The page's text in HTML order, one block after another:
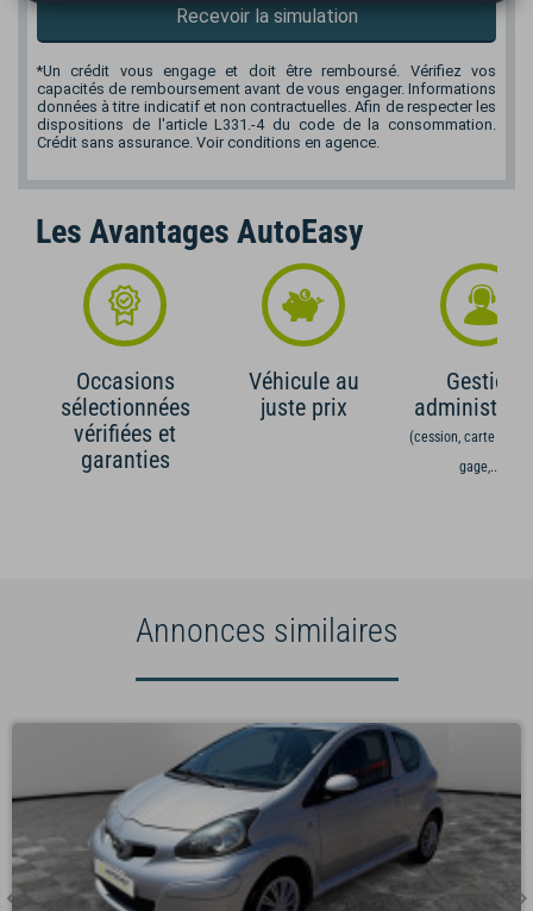
Recevoir la simulation
*Un crédit vous engage et doit être remboursé. Vérifiez vos
capacités de remboursement avant de vous engager. Informations
données à titre indicatif et non contractuelles. Afin de respecter les
dispositions de l'article L331.-4 du code de la consommation.
Crédit sans assurance. Voir conditions en agence.
Les Avantages AutoEasy
Occasions
sélectionnées
vérifiées et
garanties
Véhicule au
juste prix
Gestion
(cession, carte grise,
gage,...)
Annonces similaires